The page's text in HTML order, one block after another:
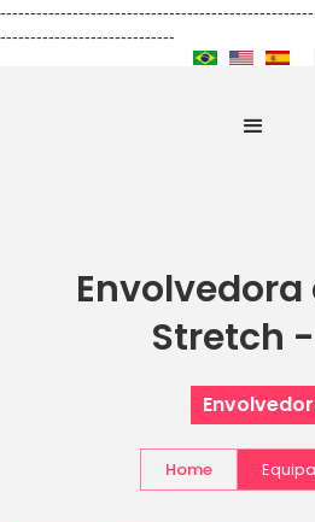
-----------------------------
Envolvedora
Stretch -
Home